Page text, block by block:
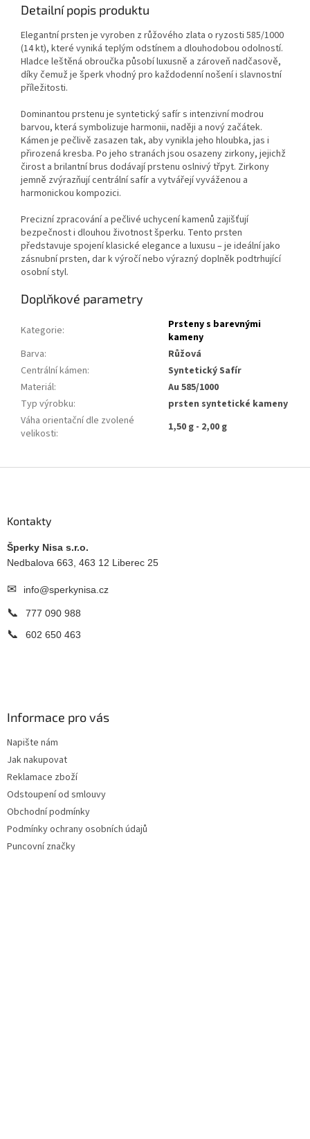
Detailní popis produktu
Elegantní prsten je vyroben z růžového zlata o ryzosti 585/1000
(14 kt), které vyniká teplým odstínem a dlouhodobou odolností.
Hladce leštěná obroučka působí luxusně a zároveň nadčasově,
díky čemuž je šperk vhodný pro každodenní nošení i slavnostní
příležitosti.
Dominantou prstenu je syntetický safír s intenzivní modrou
barvou, která symbolizuje harmonii, naději a nový začátek.
Kámen je pečlivě zasazen tak, aby vynikla jeho hloubka, jas i
přirozená kresba. Po jeho stranách jsou osazeny zirkony, jejichž
čirost a brilantní brus dodávají prstenu oslnivý třpyt. Zirkony
jemně zvýrazňují centrální safír a vytvářejí vyváženou a
harmonickou kompozici.
Precizní zpracování a pečlivé uchycení kamenů zajišťují
bezpečnost i dlouhou životnost šperku. Tento prsten
představuje spojení klasické elegance a luxusu – je ideální jako
zásnubní prsten, dar k výročí nebo výrazný doplněk podtrhující
osobní styl.
Doplňkové parametry
Kategorie:
Prsteny s barevnými
kameny
Barva:
Růžová
Centrální kámen:
Syntetický Safír
Materiál:
Au 585/1000
Typ výrobku:
prsten syntetické kameny
Váha orientační dle zvolené
velikosti: 1,50 g - 2,00 g
Kontakty
Šperky Nisa s.r.o.
Nedbalova 663, 463 12 Liberec 25
✉ info@sperkynisa.cz
📞 777 090 988
📞 602 650 463
Informace pro vás
Napište nám
Jak nakupovat
Reklamace zboží
Odstoupení od smlouvy
Obchodní podmínky
Podmínky ochrany osobních údajů
Puncovní značky